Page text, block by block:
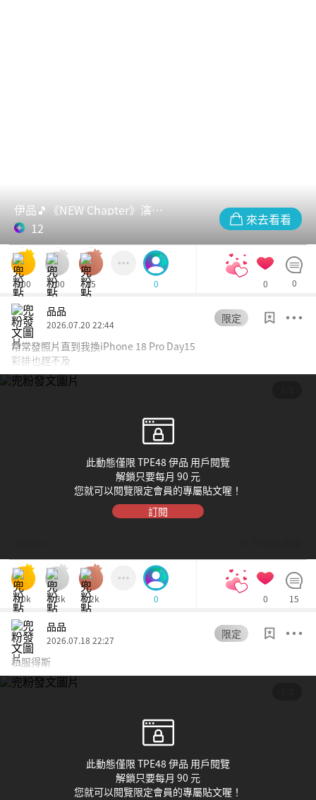
伊品🎵《NEW Chapter》演唱會簽票
12
來去看看
300 100 15 0 0 0
品品
2026.07.20 22:44
限定
常常發照片直到我換iPhone 18 Pro Day15
彩排也趕不及
此動態僅限 TPE48 伊品 用戶閱覽
解鎖只要每月 90 元
您就可以閱覽限定會員的專屬貼文喔！
訂閱
10k 1.3k 1.2k 0 0 15
品品
2026.07.18 22:27
限定
私服得斯
此動態僅限 TPE48 伊品 用戶閱覽
解鎖只要每月 90 元
您就可以閱覽限定會員的專屬貼文喔！